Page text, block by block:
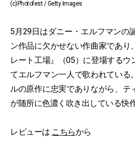
(c)Photofest / Getty Images
5月29日はダニー・エルフマンの
ン作品に欠かせない作曲家であり
レート工場』（05）に登場する
てエルフマン一人で歌われている
ルの原作に忠実でありながら、テ
が随所に色濃く吹き出している快作
レビューは こちらから